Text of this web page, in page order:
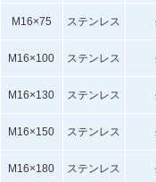
M16×75 ステンレス
M16×100 ステンレス
M16×130 ステンレス
M16×150 ステンレス
M16×180 ステンレス